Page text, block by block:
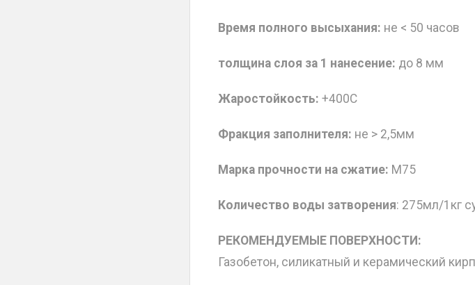
Время полного высыхания: не < 50 часов
толщина слоя за 1 нанесение: до 8 мм
Жаростойкость: +400С
Фракция заполнителя: не > 2,5мм
Марка прочности на сжатие: М75
Количество воды затворения: 275мл/1кг
РЕКОМЕНДУЕМЫЕ ПОВЕРХНОСТИ:
Газобетон, силикатный и керамический